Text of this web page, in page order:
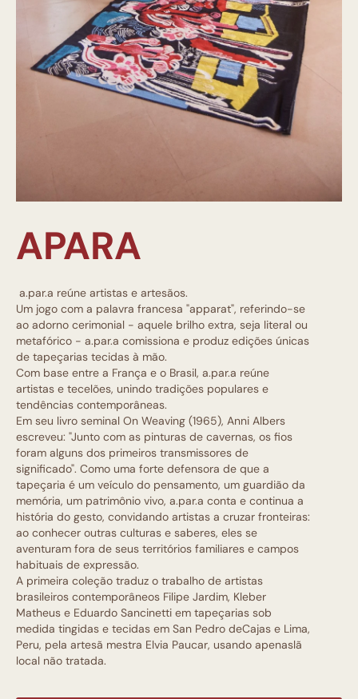
APARA
a.par.a reúne artistas e artesãos.
Um jogo com a palavra francesa "apparat", referindo-se
ao adorno cerimonial - aquele brilho extra, seja literal ou
metafórico - a.par.a comissiona e produz edições únicas
de tapeçarias tecidas à mão.
Com base entre a França e o Brasil, a.par.a reúne
artistas e tecelões, unindo tradições populares e
tendências contemporâneas.
Em seu livro seminal On Weaving (1965), Anni Albers
escreveu: "Junto com as pinturas de cavernas, os fios
foram alguns dos primeiros transmissores de
significado". Como uma forte defensora de que a
tapeçaria é um veículo do pensamento, um guardião da
memória, um patrimônio vivo, a.par.a conta e continua a
história do gesto, convidando artistas a cruzar fronteiras:
ao conhecer outras culturas e saberes, eles se
aventuram fora de seus territórios familiares e campos
habituais de expressão.
A primeira coleção traduz o trabalho de artistas
brasileiros contemporâneos Filipe Jardim, Kleber
Matheus e Eduardo Sancinetti em tapeçarias sob
medida tingidas e tecidas em San Pedro deCajas e Lima,
Peru, pela artesã mestra Elvia Paucar, usando apenaslã
local não tratada.